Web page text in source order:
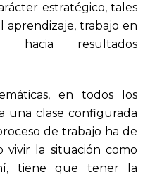
estratégico, tales
aprendizaje, trabajo en
hacia resultados
en todos los
una clase configurada
de trabajo ha de
vivir la situación como
tiene que tener la